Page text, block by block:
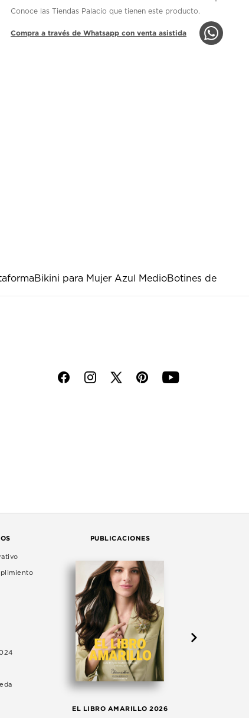
Conoce las Tiendas Palacio que tienen este producto.
Compra a través de Whatsapp con venta asistida
Bikini para Mujer Azul MedioBotines de
f i p y
PUBLICACIONES
EL LIBRO AMARILLO 2026